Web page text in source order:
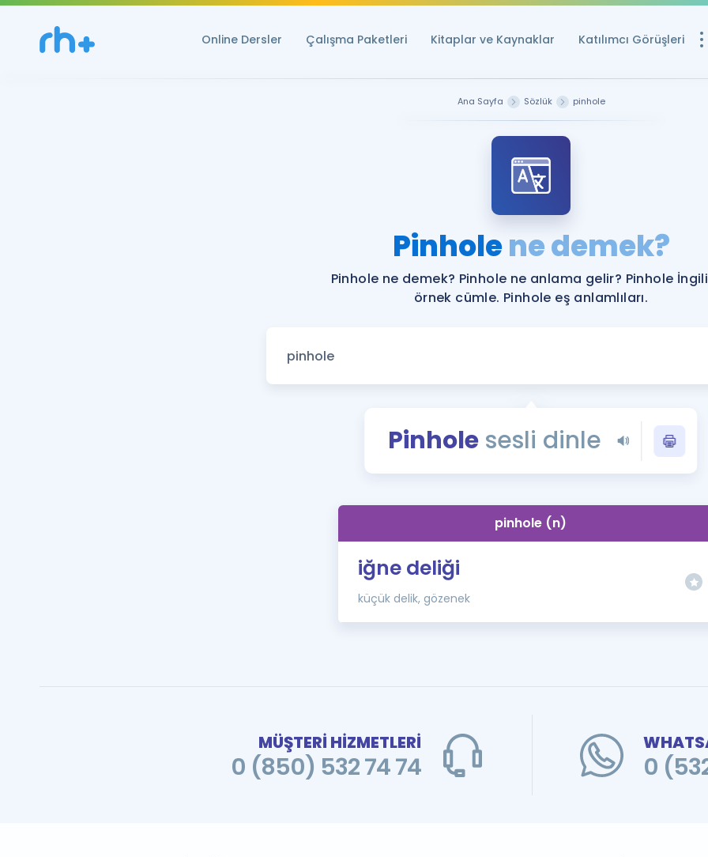
Online Dersler Çalışma Paketleri Kitaplar ve Kaynaklar Katılımcı Görüşleri
YDS ve YÖKDİL
Rehberlik Aracı
YDS ve
Tüm ÖSYM
YDS - YÖKDİL
İngilizce Gramer
Ana Sayfa Sözlük pinhole
Pinholene demek?
Pinhole ne demek? Pinhole ne anlama gelir? Pinhole
örnek cümle. Pinhole eş anlamlıları.
Pinhole sesli dinle
pinhole (n)
iğne deliği
küçük delik, gözenek
MÜŞTERİ HİZMETLERİ
0 (850) 532 74 74 0